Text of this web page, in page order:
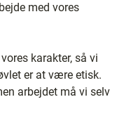
med vores
karakter, så vi
er at være etisk.
arbejdet må vi selv